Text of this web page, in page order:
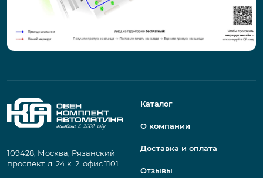
109428, Москва, Рязанский
проспект, д. 24 к. 2, офис 1101
Каталог
О компании
Доставка и оплата
Отзывы